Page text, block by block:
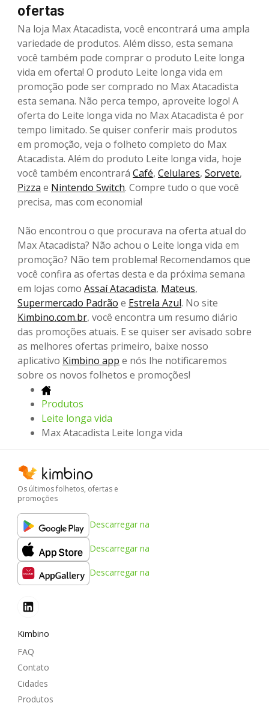
ofertas
Na loja Max Atacadista, você encontrará uma ampla
variedade de produtos. Além disso, esta semana
você também pode comprar o produto Leite longa
vida em oferta! O produto Leite longa vida em
promoção pode ser comprado no Max Atacadista
esta semana. Não perca tempo, aproveite logo! A
oferta do Leite longa vida no Max Atacadista é por
tempo limitado. Se quiser conferir mais produtos
em promoção, veja o folheto completo do Max
Atacadista. Além do produto Leite longa vida, hoje
você também encontrará Café, Celulares, Sorvete,
Pizza e Nintendo Switch. Compre tudo o que você
precisa, mas com economia!
Não encontrou o que procurava na oferta atual do
Max Atacadista? Não achou o Leite longa vida em
promoção? Não tem problema! Recomendamos que
você confira as ofertas desta e da próxima semana
em lojas como Assaí Atacadista, Mateus,
Supermercado Padrão e Estrela Azul. No site
Kimbino.com.br, você encontra um resumo diário
das promoções atuais. E se quiser ser avisado sobre
as melhores ofertas primeiro, baixe nosso
aplicativo Kimbino app e nós lhe notificaremos
sobre os novos folhetos e promoções!
Produtos
Leite longa vida
Max Atacadista Leite longa vida
Os últimos folhetos, ofertas e
promoções
Descarregar na
Descarregar na
Descarregar na
Kimbino
FAQ
Contato
Cidades
Produtos